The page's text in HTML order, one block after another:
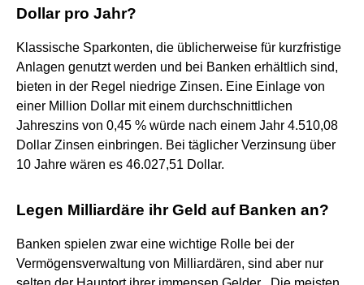
Dollar pro Jahr?
Klassische Sparkonten, die üblicherweise für kurzfristige
Anlagen genutzt werden und bei Banken erhältlich sind,
bieten in der Regel niedrige Zinsen. Eine Einlage von
einer Million Dollar mit einem durchschnittlichen
Jahreszins von 0,45 % würde nach einem Jahr 4.510,08
Dollar Zinsen einbringen. Bei täglicher Verzinsung über
10 Jahre wären es 46.027,51 Dollar.
Legen Milliardäre ihr Geld auf Banken an?
Banken spielen zwar eine wichtige Rolle bei der
Vermögensverwaltung von Milliardären, sind aber nur